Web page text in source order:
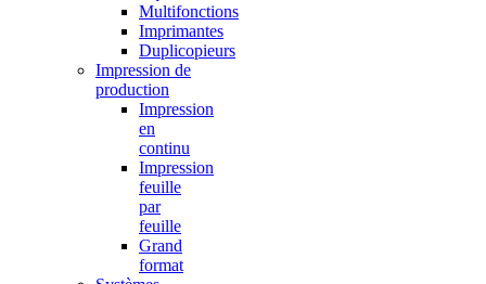
Multifonctions
Imprimantes
Duplicopieurs
Impression de
production
Impression
en
continu
Impression
feuille
par
feuille
Grand
format